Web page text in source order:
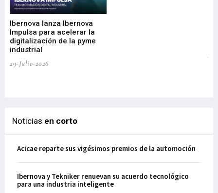
Ibernova lanza Ibernova
Impulsa para acelerar la
digitalización de la pyme
industrial
29-Julio-2026
Noticias en corto
Acicae reparte sus vigésimos premios de la automoción
Ibernova y Tekniker renuevan su acuerdo tecnológico
para una industria inteligente